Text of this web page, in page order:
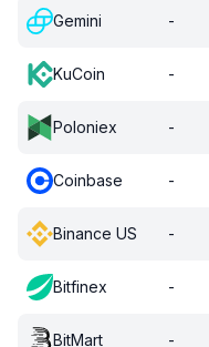
Gemini -
KuCoin -
Poloniex -
Coinbase -
Binance US -
Bitfinex -
BitMart -